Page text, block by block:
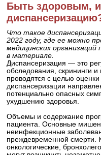
Быть здоровым,
Что такое
2022 году, где ее можно
медицинских организаций
в материале.
Диспансеризация — это
обследования, скрининги
проводятся с целью
диспансеризации
потенциально опасных
ухудшению здоровья.
Объемы и содержание
пациента. Основные
неинфекционные
преждевременной смерти.
онкологические,